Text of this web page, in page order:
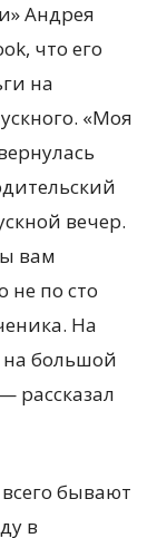
Андрея
что его
на
«Моя
вечер.
вам
не по сто
На
на большой
рассказал
бывают
в